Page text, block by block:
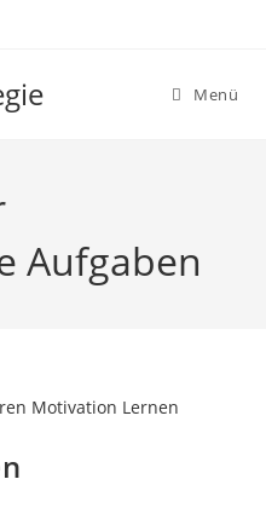
Menü
Aufgaben